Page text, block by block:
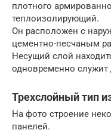
плотного
теплоизолирующий.
Он расположен с
цементно-песчаным
Несущий слой
одновременно служит
Трехслойный тип
На фото строение
панелей.